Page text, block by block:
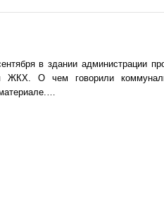
в здании администрации
ЖКХ. О чем говорили